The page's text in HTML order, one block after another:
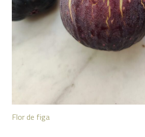
Flor de figa